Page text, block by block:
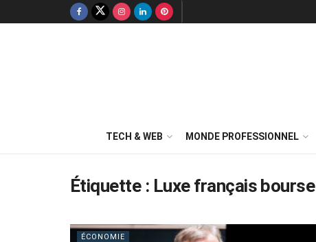
TECH & WEB MONDE PROFESSIONNEL
Étiquette : Luxe français bourse
ÉCONOMIE